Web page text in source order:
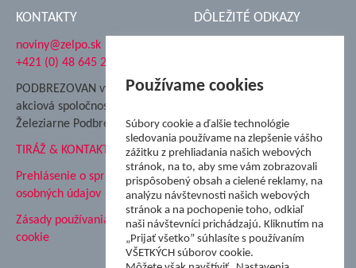
KONTAKTY
noviny@zelpo.sk
+421 (0) 48 645 2711
PODBREZOVAN vydáva
akciová spoločnosť
Železiarne Podbrezová
TIRÁŽ & KONTAKT
Prehlásenie o spracovaní
osobných údajov
Zásady používania súborov
cookie
DÔLEŽITÉ ODKAZY
Nadácia Železiarne
ŽP Informatika s.r.o.
ŠK Železiarne Podbrezová
Tále a.s.
Používame cookies
Súbory cookie a ďalšie technológie
sledovania používame na zlepšenie vášho
zážitku z prehliadania našich webových
stránok, na to, aby sme vám zobrazovali
prispôsobený obsah a cielené reklamy, na
analýzu návštevnosti našich webových
stránok a na pochopenie toho, odkiaľ
naši návštevníci prichádzajú. Kliknutím na
„Prijať všetko” súhlasíte s používaním
VŠETKÝCH súborov cookie.